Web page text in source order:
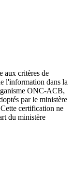
aux critères de
l'information dans la
ONC-ACB,
par le ministère
certification ne
du ministère